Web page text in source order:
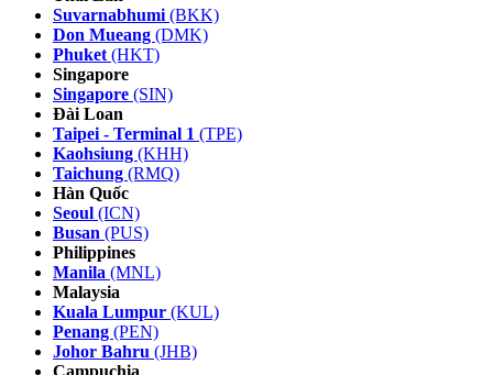
Suvarnabhumi (BKK)
Don Mueang (DMK)
Phuket (HKT)
Singapore
Singapore (SIN)
Đài Loan
Taipei - Terminal 1 (TPE)
Kaohsiung (KHH)
Taichung (RMQ)
Hàn Quốc
Seoul (ICN)
Busan (PUS)
Philippines
Manila (MNL)
Malaysia
Kuala Lumpur (KUL)
Penang (PEN)
Johor Bahru (JHB)